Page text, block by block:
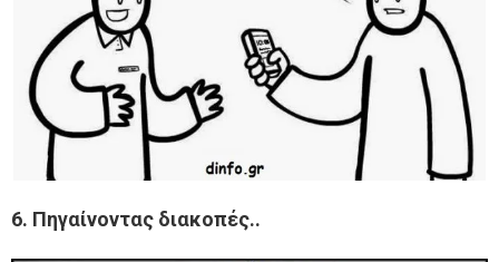
6. Πηγαίνοντας διακοπές..